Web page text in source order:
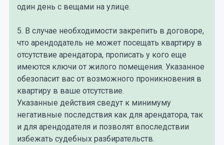
один день с вещами на улице.
5. В случае необходимости закрепить в договоре,
что арендодатель не может посещать квартиру в
отсутствие арендатора, прописать у кого еще
имеются ключи от жилого помещения. Указанное
обезопасит вас от возможного проникновения в
квартиру в ваше отсутствие.
Указанные действия сведут к минимуму
негативные последствия как для арендатора, так
и для арендодателя и позволят впоследствии
избежать судебных разбирательств.